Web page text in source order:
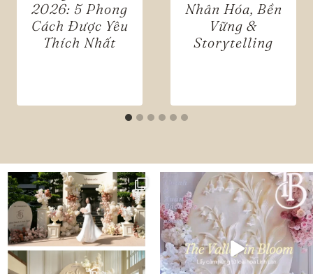
2026: 5 Phong
Cách Được Yêu
Thích Nhất
Nhân Hóa, Bền
Vững &
Storytelling